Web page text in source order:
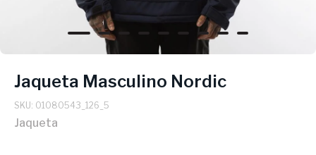
Jaqueta Masculino Nordic
SKU: 01080543_126_5
Jaqueta